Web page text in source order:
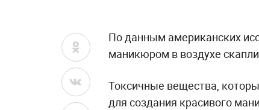
По данным американских
маникюром в воздухе
Токсичные вещества,
для создания красивого